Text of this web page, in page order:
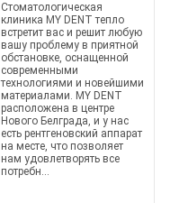
Стоматологическая
клиника MY DENT тепло
встретит вас и решит любую
вашу проблему в приятной
обстановке, оснащенной
современными
технологиями и новейшими
материалами. MY DENT
расположена в центре
Нового Белграда, и у нас
есть рентгеновский аппарат
на месте, что позволяет
нам удовлетворять все
потребн...